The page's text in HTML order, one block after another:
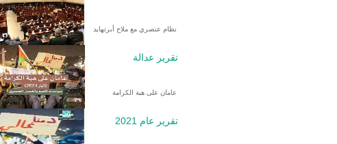
نظام عنصري مع ملاح أبرتهايد
تقرير عدالة
عامان على هبة الكرامة
تقرير عام 2021